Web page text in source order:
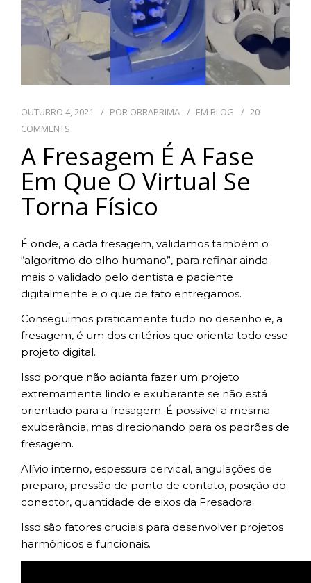
ORDEM DE SERVIÇO
BLOG
OUTUBRO 4, 2021 POR OBRAPRIMA EM BLOG
20
COMMENTS
A Fresagem É A Fase
Em Que O Virtual Se
Torna Físico
É onde, a cada fresagem, validamos também o
“algoritmo do olho humano”, para refinar ainda
mais o validado pelo dentista e paciente
digitalmente e o que de fato entregamos.
Conseguimos praticamente tudo no desenho e, a
fresagem, é um dos critérios que orienta todo esse
projeto digital.
Isso porque não adianta fazer um projeto
extremamente lindo e exuberante se não está
orientado para a fresagem. É possível a mesma
exuberância, mas direcionando para os padrões de
fresagem.
Alívio interno, espessura cervical, angulações de
preparo, pressão de ponto de contato, posição do
conector, quantidade de eixos da Fresadora.
Isso são fatores cruciais para desenvolver projetos
harmônicos e funcionais.